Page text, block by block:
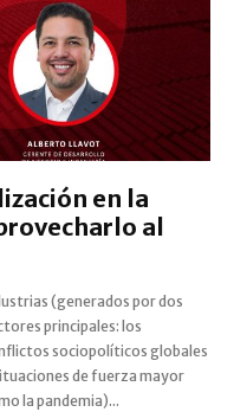
en la
al
la pandemia)...